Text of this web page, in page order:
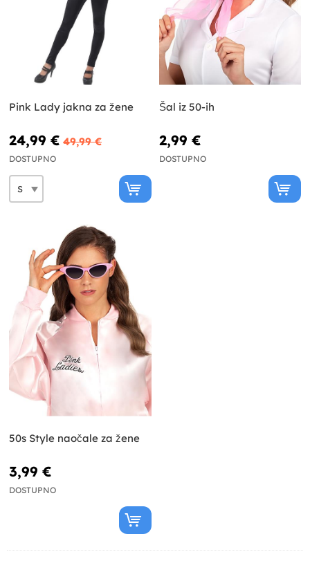
Pink Lady jakna za žene
24,99 € 49,99 €
DOSTUPNO
Šal iz 50-ih
2,99 €
DOSTUPNO
50s Style naočale za žene
3,99 €
DOSTUPNO